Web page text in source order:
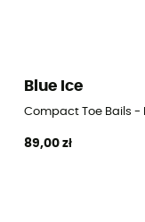
Blue Ice
Compact Toe Bails -
89,00 zł